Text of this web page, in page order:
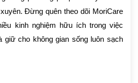
Đừng quên theo dõi MoriCare
kinh nghiệm hữu ích trong việc
giữ cho không gian sống luôn sạch